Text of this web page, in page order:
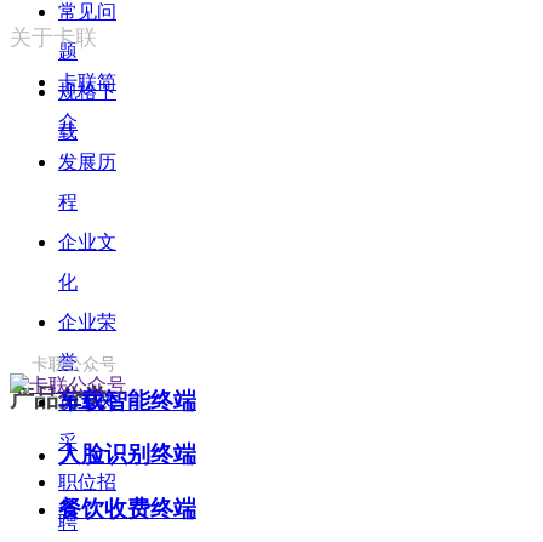
产品分类车载智能终端
人脸识别终端
餐饮收费终端
常见问
题
规格下
载
关于卡联
卡联简
介
发展历
程
企业文
化
企业荣
誉
员工风
采
职位招
聘
卡联公众号